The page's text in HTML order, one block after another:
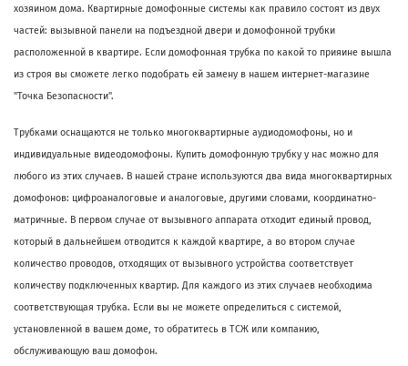
хозяином дома. Квартирные домофонные системы как правило состоят из двух
частей: вызывной панели на подъездной двери и домофонной трубки
расположенной в квартире. Если домофонная трубка по какой то прияине вышла
из строя вы сможете легко подобрать ей замену в нашем интернет-магазине
"Точка Безопасности".
Трубками оснащаются не только многоквартирные аудиодомофоны, но и
индивидуальные видеодомофоны. Купить домофонную трубку у нас можно для
любого из этих случаев. В нашей стране используются два вида многоквартирных
домофонов: цифроаналоговые и аналоговые, другими словами, координатно-
матричные. В первом случае от вызывного аппарата отходит единый провод,
который в дальнейшем отводится к каждой квартире, а во втором случае
количество проводов, отходящих от вызывного устройства соответствует
количеству подключенных квартир. Для каждого из этих случаев необходима
соответствующая трубка. Если вы не можете определиться с системой,
установленной в вашем доме, то обратитесь в ТСЖ или компанию,
обслуживающую ваш домофон.